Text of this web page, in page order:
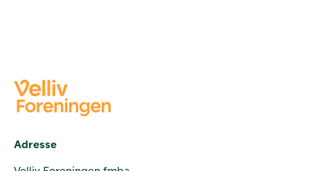
Adresse